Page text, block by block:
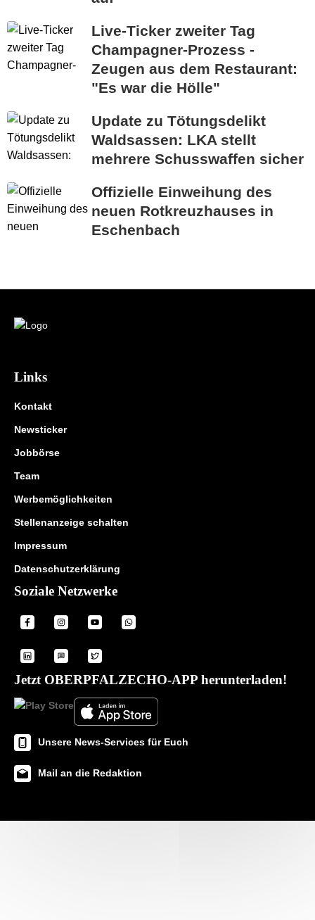
Live-Ticker zweiter Tag
Champagner-Prozess -
Zeugen aus dem Restaurant:
"Es war die Hölle"
Update zu Tötungsdelikt
Waldsassen: LKA stellt
mehrere Schusswaffen sicher
Offizielle Einweihung des
neuen Rotkreuzhauses in
Eschenbach
Links
Kontakt
Newsticker
Jobbörse
Team
Werbemöglichkeiten
Stellenanzeige schalten
Impressum
Datenschutzerklärung
Soziale Netzwerke
Jetzt OBERPFALZECHO-APP herunterladen!
Unsere News-Services für Euch
Mail an die Redaktion